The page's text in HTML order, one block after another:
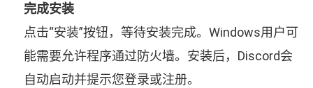
完成安装
点击“安装”按钮，等待安装完成。Windows用户可
能需要允许程序通过防火墙。安装后，Discord会
自动启动并提示您登录或注册。